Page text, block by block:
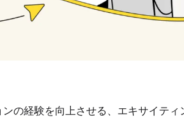
の経験を向上させる、エキサイテ